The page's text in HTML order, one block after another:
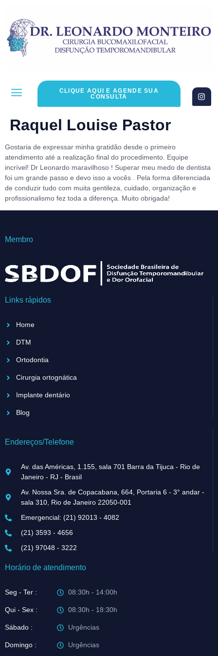
CLIQUE AQUI E AGENDE SUA
CONSULTA
Raquel Louise Pastor
Gostaria de expressar minha gratidão desde o primeiro
atendimento até a realização final do procedimento. Equipe
incrível! Dr Leonardo maravilhoso ! Superar meu medo de dentista
foi um grande passo e devo isso a vocês . Pela forma diferenciada
de conduzir tudo com muita gentileza, cuidado, organização e
profissionalismo fez toda a diferença. Muito obrigada!
Membro
Links rápidos
Home
DTM
Ortodontia
Cirurgia ortognática
Implante dentário
Blog
Endereços/Telefone
Av. das Américas, 1.155, sala 701 Barra da Tijuca - Rio de
Janeiro - RJ - Brasil
Av. Nossa Sra. de Copacabana, 664, Portaria 6 - 3° andar -
sala 310, Rio de Janeiro 22050-001
Emergencial: (21) 92013 - 4082
(21) 3593 - 4656
(21) 97048 - 3222
Horário de atendimento
Seg - Ter :
Qui - Sex :
Sábado :
Domingo :
08:30h - 14:00h
08:30h - 18:30h
Urgências
Urgências